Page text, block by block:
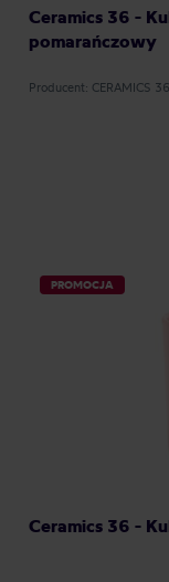
Ceramics 36 -
pomarańczowy
Producent: CERAMICS 36
PROMOCJA
Ceramics 36 -